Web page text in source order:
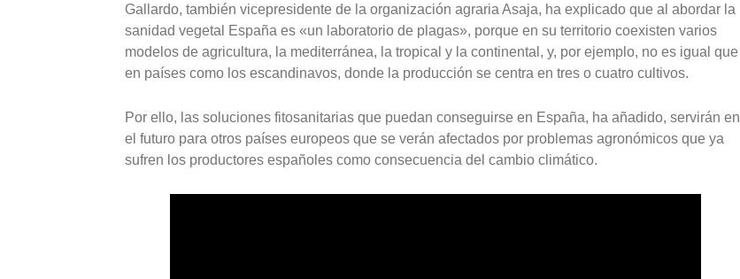
Gallardo, también vicepresidente de la organización agraria Asaja, ha explicado que al abordar la
sanidad vegetal España es «un laboratorio de plagas», porque en su territorio coexisten varios
modelos de agricultura, la mediterránea, la tropical y la continental, y, por ejemplo, no es igual que
en países como los escandinavos, donde la producción se centra en tres o cuatro cultivos.
Por ello, las soluciones fitosanitarias que puedan conseguirse en España, ha añadido, servirán en
el futuro para otros países europeos que se verán afectados por problemas agronómicos que ya
sufren los productores españoles como consecuencia del cambio climático.